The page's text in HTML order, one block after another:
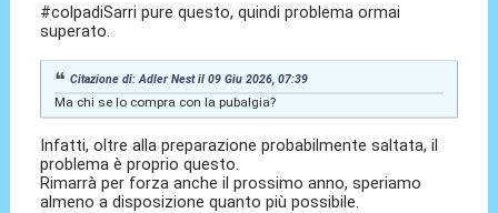
#colpadiSarri pure questo, quindi problema ormai
superato.
Citazione di: Adler Nest il 09 Giu 2026, 07:39
Ma chi se lo compra con la pubalgia?
Infatti, oltre alla preparazione probabilmente saltata, il
problema è proprio questo.
Rimarrà per forza anche il prossimo anno, speriamo
almeno a disposizione quanto più possibile.